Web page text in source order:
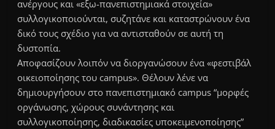
ανέργους και «εξω-πανεπιστημιακά στοιχεία»
συλλογικοποιούνται, συζητάνε και καταστρώνουν ένα
δικό τους σχέδιο για να αντισταθούν σε αυτή τη
δυστοπία.
Αποφασίζουν λοιπόν να διοργανώσουν ένα «φεστιβάλ
οικειοποίησης του campus». Θέλουν λένε να
δημιουργήσουν στο πανεπιστημιακό campus “μορφές
οργάνωσης, χώρους συνάντησης και
συλλογικοποίησης, διαδικασίες υποκειμενοποίησης”